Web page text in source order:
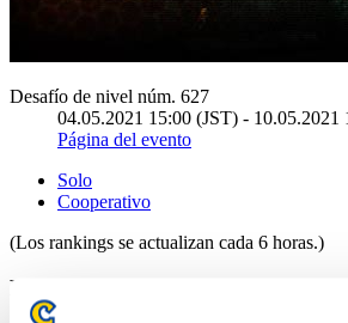
Desafío de nivel núm. 627
04.05.2021 15:00 (JST) - 10.05.2021
Página del evento
Solo
Cooperativo
(Los rankings se actualizan cada 6 horas.)
Rankings